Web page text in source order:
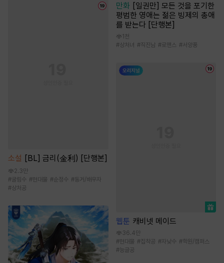
소설 [BL] 금리(金利) [단행본]
2.3만
#굴림수 #현대물 #순정수 #동거/배우자
#상처공
만화 [일권만] 모든 것을 포기한
평범한 영애는 젊은 빙제의 총애
를 받는다 [단행본]
1천
#상처녀 #직진남 #로맨스 #서양풍
웹툰 캐비넷 메이드
36.4만
#현대물 #집착공 #자낮수 #학원/캠퍼스
#능글공